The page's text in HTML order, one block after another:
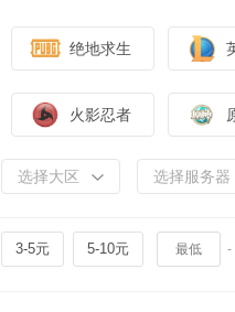
绝地求生
火影忍者
选择大区 选择服务器
3-5元 5-10元 -